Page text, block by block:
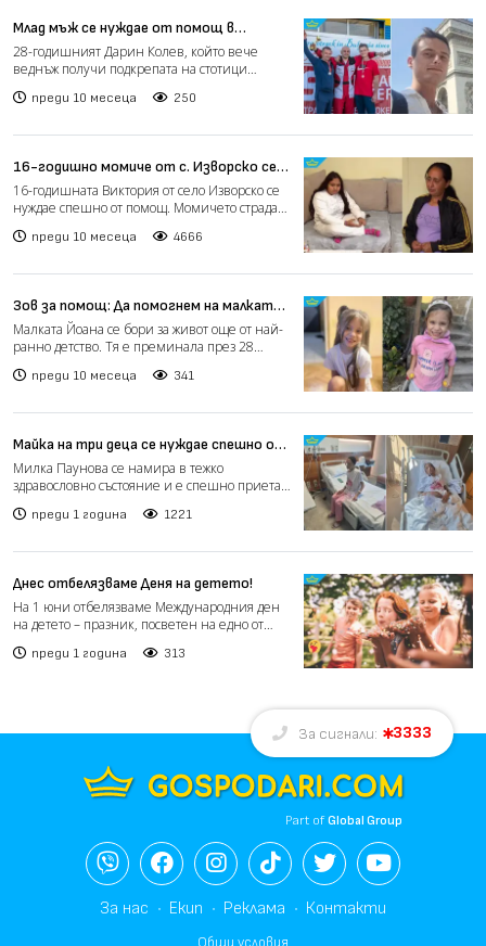
Млад мъж се нуждае от помощ в
борбата с тежко системно заболяване
(видео)
28-годишният Дарин Колев, който вече
веднъж получи подкрепата на стотици
преди 10 месеца 250
16-годишно момиче от с. Изворско се
нуждае от животоспасяваща операция
в чужбина (видео)
16-годишната Виктория от село Изворско се
нуждае спешно от помощ. Момичето страда
преди 10 месеца 4666
Зов за помощ: Да помогнем на малката
Йоана да има нормално детство
Малката Йоана се бори за живот още от най-
ранно детство. Тя е преминала през 28
преди 10 месеца 341
Майка на три деца се нуждае спешно от
средства за животоспасяваща
операция (видео)
Милка Паунова се намира в тежко
здравословно състояние и е спешно приета в
преди 1 година 1221
Днес отбелязваме Деня на детето!
На 1 юни отбелязваме Международния ден
на детето – празник, посветен на едно от
преди 1 година 313
За сигнали: 3333
Part ofGlobal Group
За нас Екип Реклама Контакти
Общи условия